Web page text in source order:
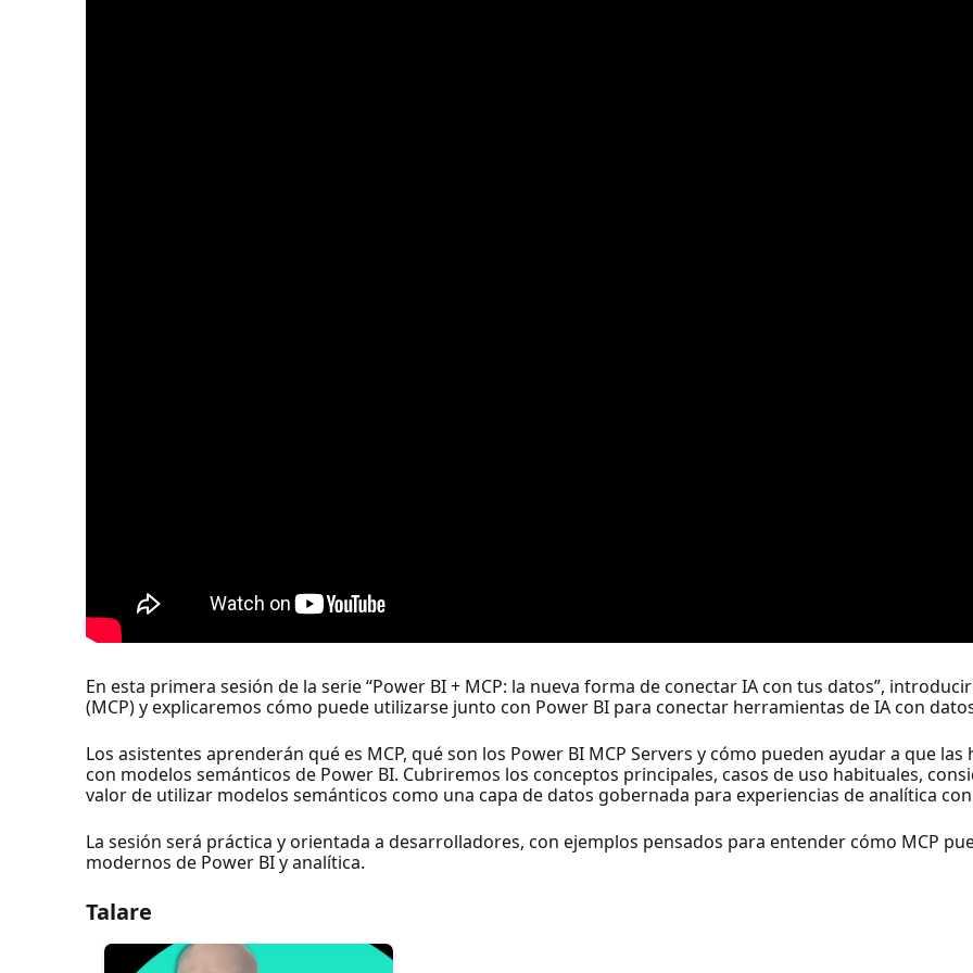
En esta primera sesión de la serie “Power BI + MCP: la nueva forma de conectar IA con tus datos”,
(MCP) y explicaremos cómo puede utilizarse junto con Power BI para conectar herramientas de IA con
Los asistentes aprenderán qué es MCP, qué son los Power BI MCP Servers y cómo pueden ayudar a que
con modelos semánticos de Power BI. Cubriremos los conceptos principales, casos de uso habituales,
valor de utilizar modelos semánticos como una capa de datos gobernada para experiencias de analítica
La sesión será práctica y orientada a desarrolladores, con ejemplos pensados para entender cómo MCP
modernos de Power BI y analítica.
Talare